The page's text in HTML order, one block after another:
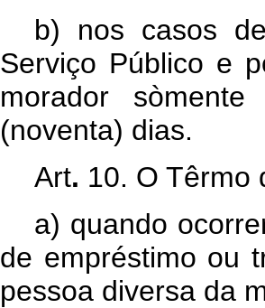
b) nos casos
Serviço Público e
morador
(noventa) dias.
Art. 10. O Têrmo
a) quando
de empréstimo ou
pessoa diversa da